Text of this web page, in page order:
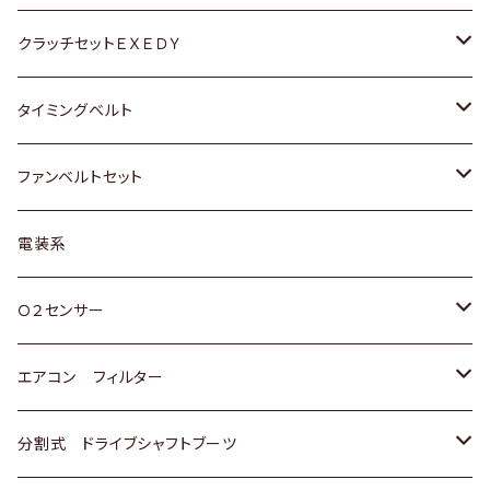
マツダ
三菱
スバル
日野
アストロ（シボレー）
クライスラー
日産
ダイハツ
マツダ
三菱
スバル
日産
ホンダ
マツダ
ホンダ
スズキ
ダイハツ
マツダ
三菱
スバル
クラッチセットＥＸＥＤＹ
ホンダ
スズキ
日産
ダイハツ
マツダ
三菱
タイミングベルト
トヨタ
スズキ
ダイハツ
三菱
スバル
ファンベルトセット
トヨタ
ホンダ
スズキ
日産
電装系
Ｏ２センサー
トヨタ
ホンダ
エアコン フィルター
トヨタ
分割式 ドライブシャフトブーツ